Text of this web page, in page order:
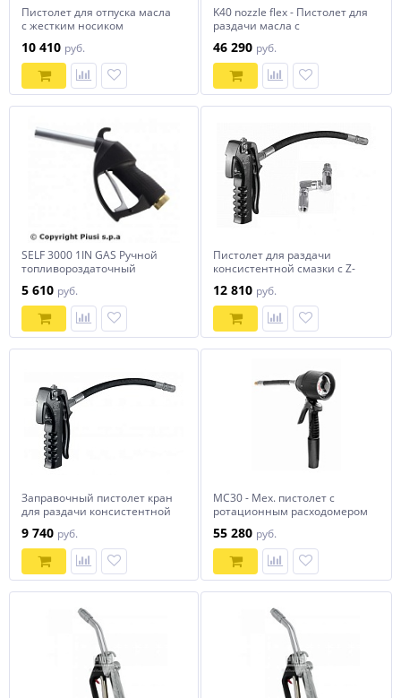
Пистолет для отпуска масла
с жестким носиком
10 410 руб.
K40 nozzle flex - Пистолет для
раздачи масла с
46 290 руб.
SELF 3000 1IN GAS Ручной
топливороздаточный
соплом 25 мм
5 610 руб.
Пистолет для раздачи
консистентной смазки с Z-
резиновым шлангом
12 810 руб.
Заправочный пистолет кран
для раздачи консистентной
шлангом
9 740 руб.
MC30 - Мех. пистолет c
ротационным расходомером
ручн. каплеот., антифриз
55 280 руб.